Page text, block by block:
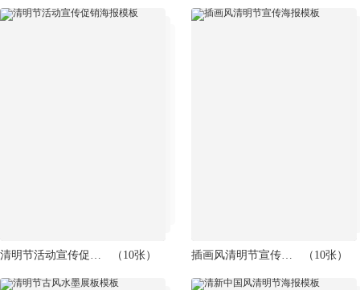
清明节活动宣传促销海报模板 （10张） 插画风清明节宣传海报模板 （10张）